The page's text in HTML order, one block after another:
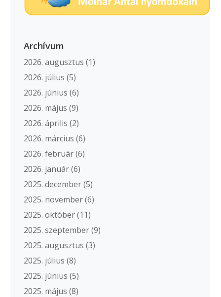
Archívum
2026. augusztus (1)
2026. július (5)
2026. június (6)
2026. május (9)
2026. április (2)
2026. március (6)
2026. február(6)
2026. január(6)
2025. december(5)
2025. november(6)
2025. október(11)
2025. szeptember(9)
2025. augusztus (3)
2025. július (8)
2025. június (5)
2025. május (8)